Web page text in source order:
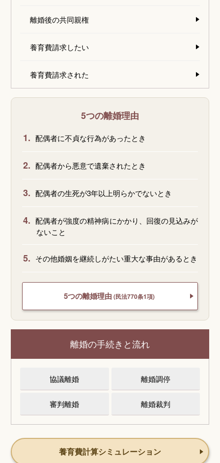
離婚後の共同親権
養育費請求したい
養育費請求された
5つの離婚理由
1. 配偶者に不貞な行為があったとき
2. 配偶者から悪意で遺棄されたとき
3. 配偶者の生死が3年以上明らかでないとき
4. 配偶者が強度の精神病にかかり、回復の見込みが
ないこと
5. その他婚姻を継続しがたい重大な事由があるとき
5つの離婚理由 (民法770条1項)
離婚の手続きと流れ
協議離婚 離婚調停
審判離婚 離婚裁判
養育費計算シミュレーション